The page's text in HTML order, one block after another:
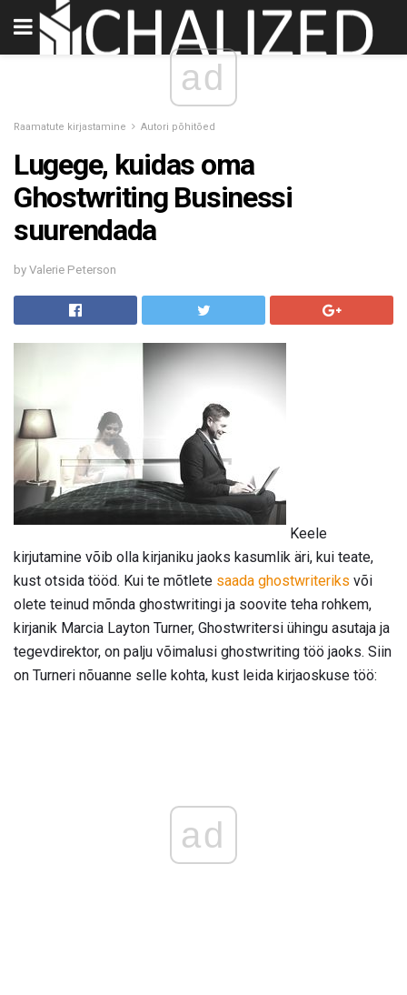
ad
Raamatute kirjastamine Autori põhitõed
Lugege, kuidas oma
Ghostwriting Businessi
suurendada
by Valerie Peterson
Keele
kirjutamine võib olla kirjaniku jaoks kasumlik äri, kui teate,
kust otsida tööd. Kui te mõtlete saada ghostwriteriks või
olete teinud mõnda ghostwritingi ja soovite teha rohkem,
kirjanik Marcia Layton Turner, Ghostwritersi ühingu asutaja ja
tegevdirektor, on palju võimalusi ghostwriting töö jaoks. Siin
on Turneri nõuanne selle kohta, kust leida kirjaoskuse töö:
ad